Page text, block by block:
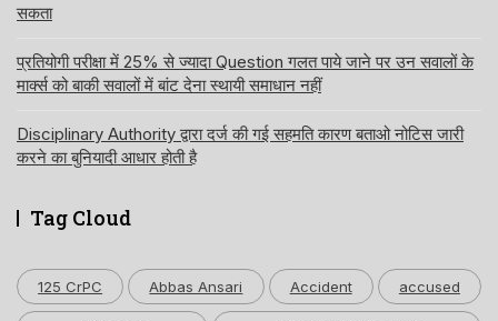
सकता
प्रतियोगी परीक्षा में 25% से ज्यादा Question गलत पाये जाने पर उन सवालों के
मार्क्स को बाकी सवालों में बांट देना स्थायी समाधान नहीं
Disciplinary Authority द्वारा दर्ज की गई सहमति कारण बताओ नोटिस जारी
करने का बुनियादी आधार होती है
Tag Cloud
125 CrPC Abbas Ansari Accident accused